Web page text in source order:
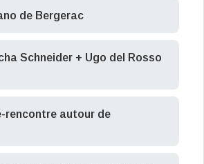
de Bergerac
Schneider + Ugo del Rosso
rencontre autour de